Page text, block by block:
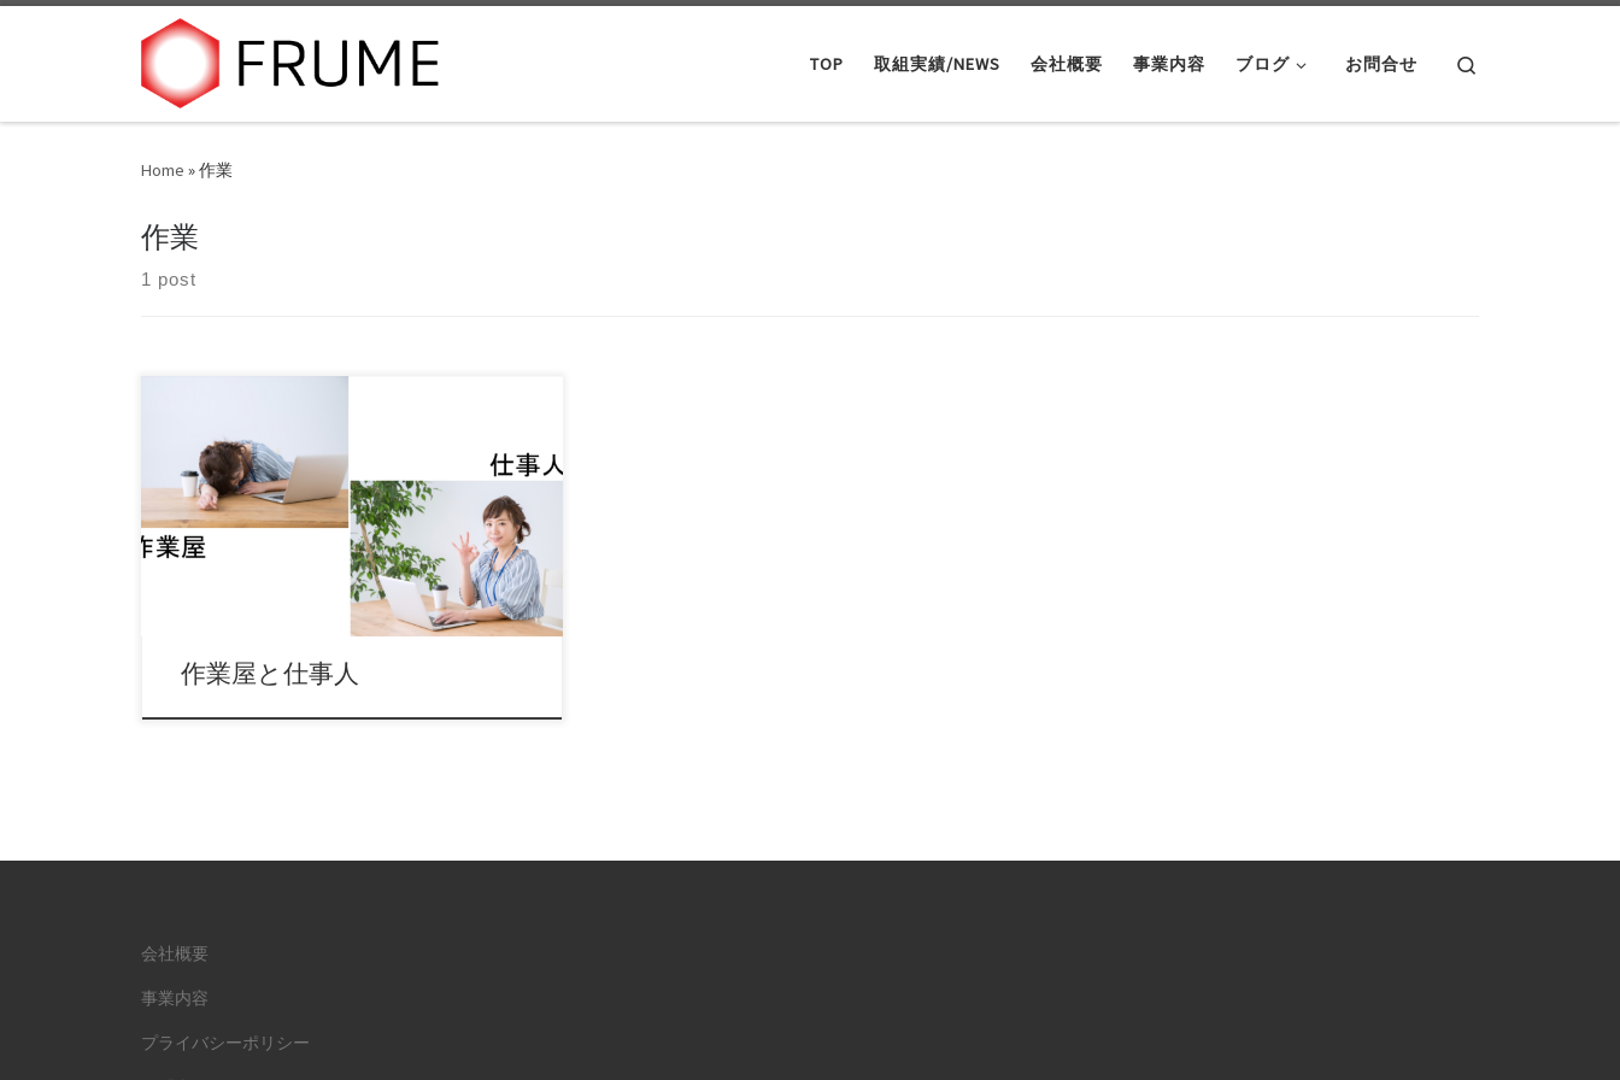
Skip to content
TOP 取組実績/NEWS 会社概要 事業内容 ブログ お問合せ
Home »作業
作業
1 post
作業屋と仕事人 作業をするな、仕事をしろ と、
前の会社で働く姿勢として、モットーとして […]
作業屋と仕事人
会社概要
事業内容
プライバシーポリシー